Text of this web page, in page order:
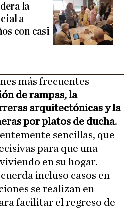
la
a
con casi
más frecuentes
de rampas, la
arquitectónicas y la
por platos de ducha.
sencillas, que
para que una
en su hogar.
incluso casos en
se realizan en
facilitar el regreso de